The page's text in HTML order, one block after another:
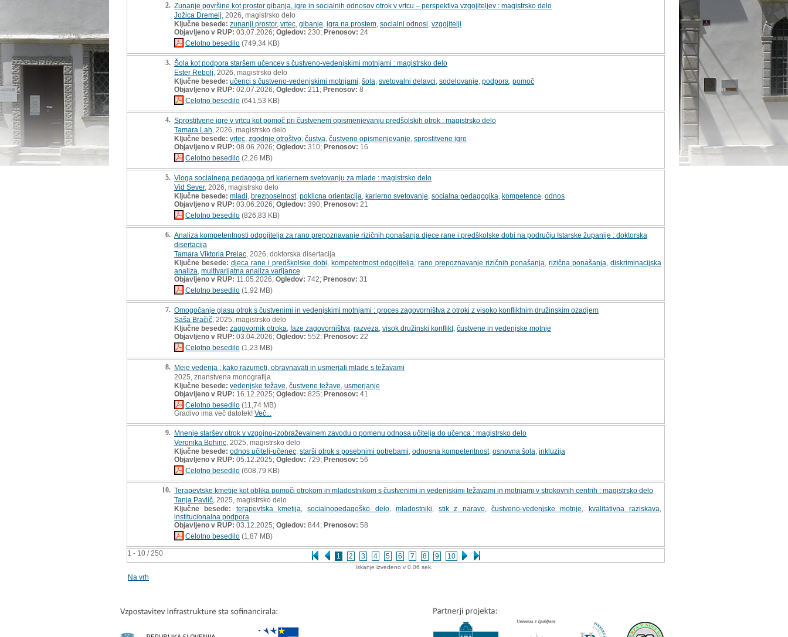
1 - 10 / 250 1 2 3 4 5 6 7 8 9 10
2. Zunanje površine kot prostor gibanja, igre in socialnih odnosov otrok v vrtcu – perspektiva vzgojiteljev : magistrsko delo
Jožica Dremelj , 2026, magistrsko delo
Ključne besede: zunanji prostor, vrtec gibanje igra na prostem socialni odnosi vzgojitelji
Objavljeno v RUP: 03.07.2026; Ogledov: 230; Prenosov: 24
Celotno besedilo (749,34 KB)
3. Šola kot podpora staršem učencev s čustveno-vedenjskimi motnjami : magistrsko delo
Ester Rebolj , 2026, magistrsko delo
Ključne besede: učenci s čustveno-vedenjskimi motnjami šola svetovalni delavci sodelovanje podpora pomoč
Objavljeno v RUP: 02.07.2026; Ogledov: 211; Prenosov: 8
Celotno besedilo (641,53 KB)
4. Sprostitvene igre v vrtcu kot pomoč pri čustvenem opismenjevanju predšolskih otrok : magistrsko delo
Tamara Lah , 2026, magistrsko delo
Ključne besede: vrtec zgodnje otroštvo čustva čustveno opismenjevanje sprostitvene igre
Objavljeno v RUP: 08.06.2026; Ogledov: 310; Prenosov: 16
Celotno besedilo (2,26 MB)
5. Vloga socialnega pedagoga pri kariernem svetovanju za mlade : magistrsko delo
Vid Sever, 2026, magistrsko delo
Ključne besede: mladi brezposelnost, poklicna orientacija karierno svetovanje socialna pedagogika kompetence odnos
Objavljeno v RUP: 03.06.2026; Ogledov: 390; Prenosov: 21
Celotno besedilo (826,83 KB)
6. Analiza kompetentnosti odgojitelja za rano prepoznavanje rizičnih ponašanja djece rane i predškolske dobi na području Istarske županije : doktorska
disertacija
Tamara Viktoria Prelac , 2026, doktorska disertacija
Ključne besede: djeca rane i predškolske dobi kompetentnost odgojitelja rano prepoznavanje rizičnih ponašanja rizična ponašanja diskriminacijska
analiza multivarijatna analiza varijance
Objavljeno v RUP: 11.05.2026; Ogledov: 742; Prenosov: 31
Celotno besedilo (1,92 MB)
7. Omogočanje glasu otrok s čustvenimi in vedenjskimi motnjami : proces zagovorništva z otroki z visoko konfliktnim družinskim ozadjem
Saša Bračič , 2025, magistrsko delo
Ključne besede: zagovornik otroka faze zagovorništva razveza visok družinski konflikt, čustvene in vedenjske motnje
Objavljeno v RUP: 03.04.2026; Ogledov: 552; Prenosov: 22
Celotno besedilo (1,23 MB)
8. Meje vedenja : kako razumeti, obravnavati in usmerjati mlade s težavami
2025, znanstvena monografija
Ključne besede: vedenjske težave čustvene težave usmerjanje
Objavljeno v RUP: 16.12.2025; Ogledov: 825; Prenosov: 41
Celotno besedilo (11,74 MB)
Gradivo ima več datotek! Več...
9. Mnenje staršev otrok v vzgojno-izobraževalnem zavodu o pomenu odnosa učitelja do učenca : magistrsko delo
Veronika Bohinc , 2025, magistrsko delo
Ključne besede: odnos učitelj-učenec starši otrok s posebnimi potrebami odnosna kompetentnost, osnovna šola inkluzija
Objavljeno v RUP: 05.12.2025; Ogledov: 729; Prenosov: 56
Celotno besedilo (608,79 KB)
10. Terapevtske kmetije kot oblika pomoči otrokom in mladostnikom s čustvenimi in vedenjskimi težavami in motnjami v strokovnih centrih : magistrsko delo
Tanja Pavlič , 2025, magistrsko delo
Ključne besede:
terapevtska kmetija ,socialnopedagoško delo, mladostniki ,stik z naravo,čustveno-vedenjske motnje kvalitativna raziskava
institucionalna podpora
Objavljeno v RUP: 03.12.2025; Ogledov: 844; Prenosov: 58
Celotno besedilo (1,87 MB)
Iskanje izvedeno v 0.06 sek.
Na vrh